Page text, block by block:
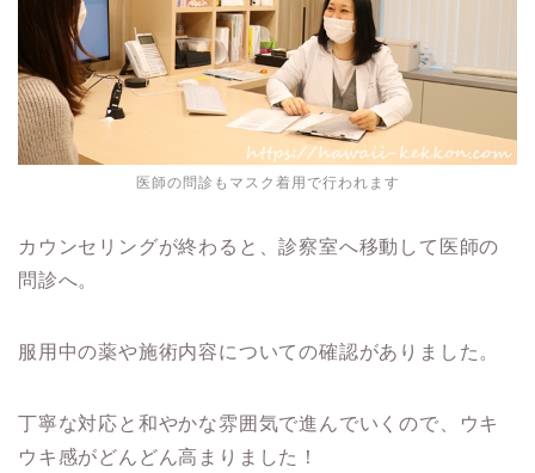
医師の問診もマスク着用で行われます
カウンセリングが終わると、診察室へ移動して医師の
問診へ。
服用中の薬や施術内容についての確認がありました。
丁寧な対応と和やかな雰囲気で進んでいくので、ウキ
ウキ感がどんどん高まりました！